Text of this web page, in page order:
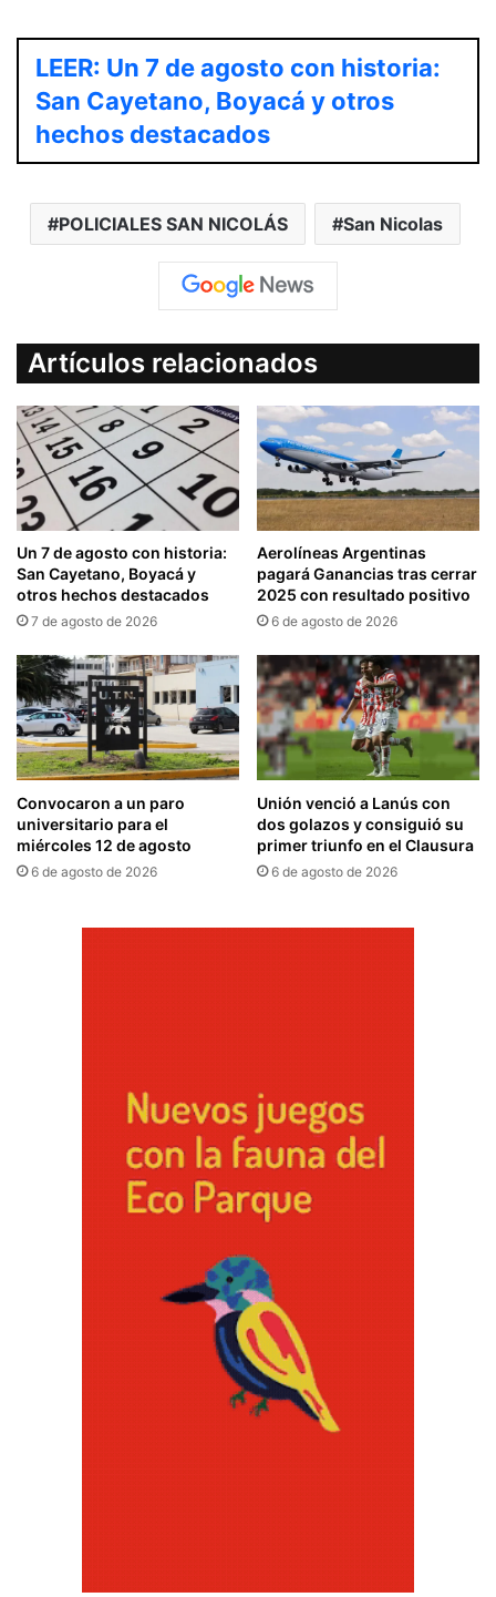
LEER: Un 7 de agosto con historia:
San Cayetano, Boyacá y otros
hechos destacados
POLICIALES SAN NICOLÁS San Nicolas
Artículos relacionados
Un 7 de agosto con historia:
San Cayetano, Boyacá y
otros hechos destacados
7 de agosto de 2026
Aerolíneas Argentinas
pagará Ganancias tras cerrar
2025 con resultado positivo
6 de agosto de 2026
Convocaron a un paro
universitario para el
miércoles 12 de agosto
6 de agosto de 2026
Unión venció a Lanús con
dos golazos y consiguió su
primer triunfo en el Clausura
6 de agosto de 2026